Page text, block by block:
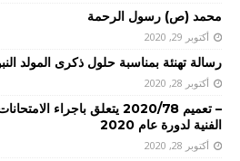
محمد (ص) رسول الرحمة
أكتوبر 29, 2020
رسالة تهنئة بمناسبة حلول ذكرى المولد
أكتوبر 28, 2020
– تعميم 2020/78 يتعلق باجراء
الفنية لدورة عام 2020
أكتوبر 28, 2020